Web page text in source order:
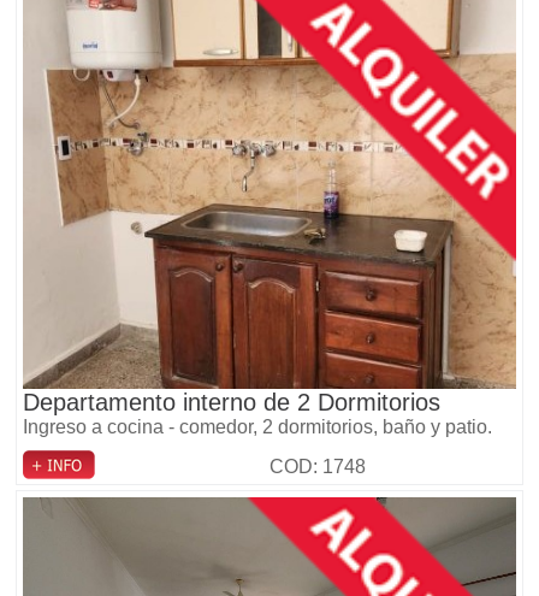
Departamento interno de 2 Dormitorios
Ingreso a cocina - comedor, 2 dormitorios, baño y patio.
COD: 1748